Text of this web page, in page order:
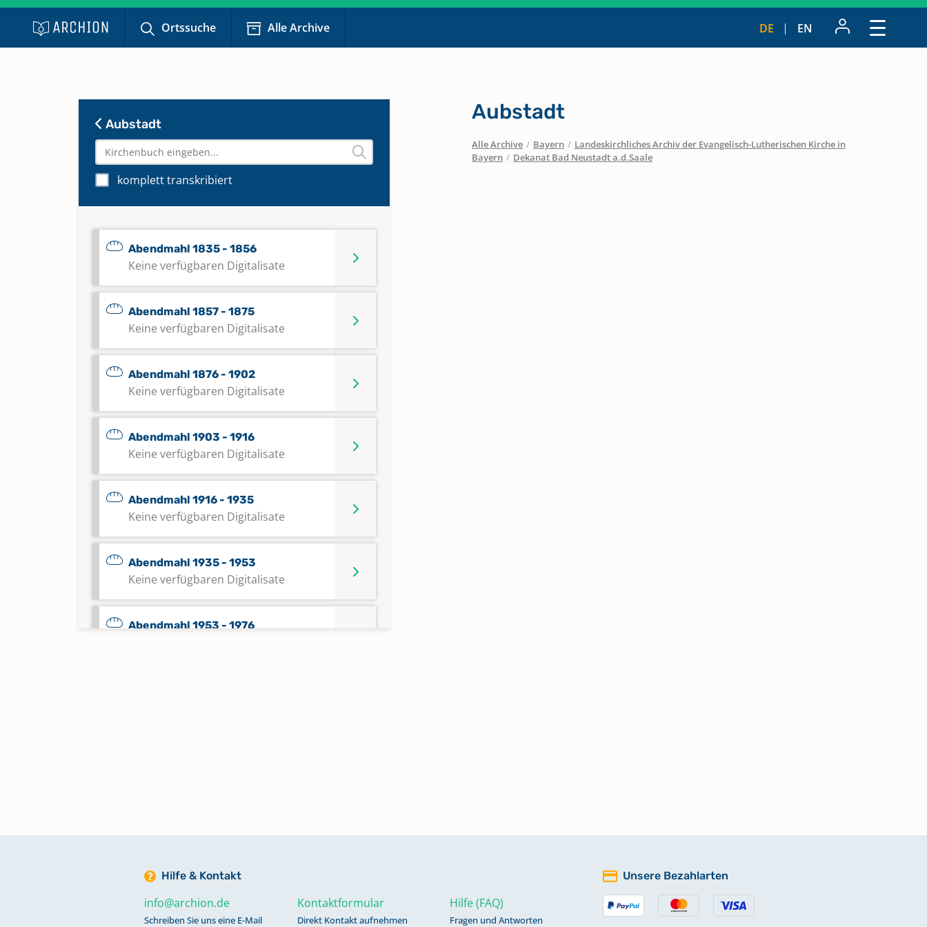
Ortssuche Alle Archive DE EN
Aubstadt
komplett transkribiert
Abendmahl 1835 - 1856
Keine verfügbaren Digitalisate
Abendmahl 1857 - 1875
Keine verfügbaren Digitalisate
Abendmahl 1876 - 1902
Keine verfügbaren Digitalisate
Abendmahl 1903 - 1916
Keine verfügbaren Digitalisate
Abendmahl 1916 - 1935
Keine verfügbaren Digitalisate
Abendmahl 1935 - 1953
Keine verfügbaren Digitalisate
Abendmahl 1953 - 1976
Alphabetisches Register zu Taufen
Bestattungen 1810 - 1845
Aubstadt
Alle Archive / Bayern / Landeskirchliches Archiv der Evangelisch-Lutherischen Kirche in
Bayern / Dekanat Bad Neustadt a.d.Saale
Hilfe & Kontakt
info@archion.de
Schreiben Sie uns eine E-Mail
Kontaktformular
Direkt Kontakt aufnehmen
Hilfe (FAQ)
Fragen und Antworten
Unsere Bezahlarten